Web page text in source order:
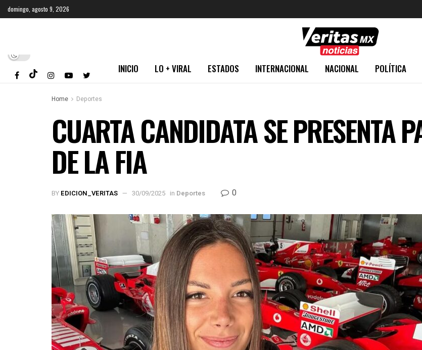
domingo, agosto 9, 2026
INICIO LO + VIRAL ESTADOS INTERNACIONAL NACIONAL POLÍTICA
Home Deportes
CUARTA CANDIDATA SE PRESENTA
DE LA FIA
BY EDICION_VERITAS 30/09/2025 in Deportes 0